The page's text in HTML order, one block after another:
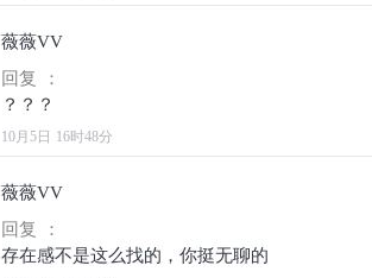
薇薇VV
回复 ：
10月5日 16时48分
薇薇VV
回复 ：